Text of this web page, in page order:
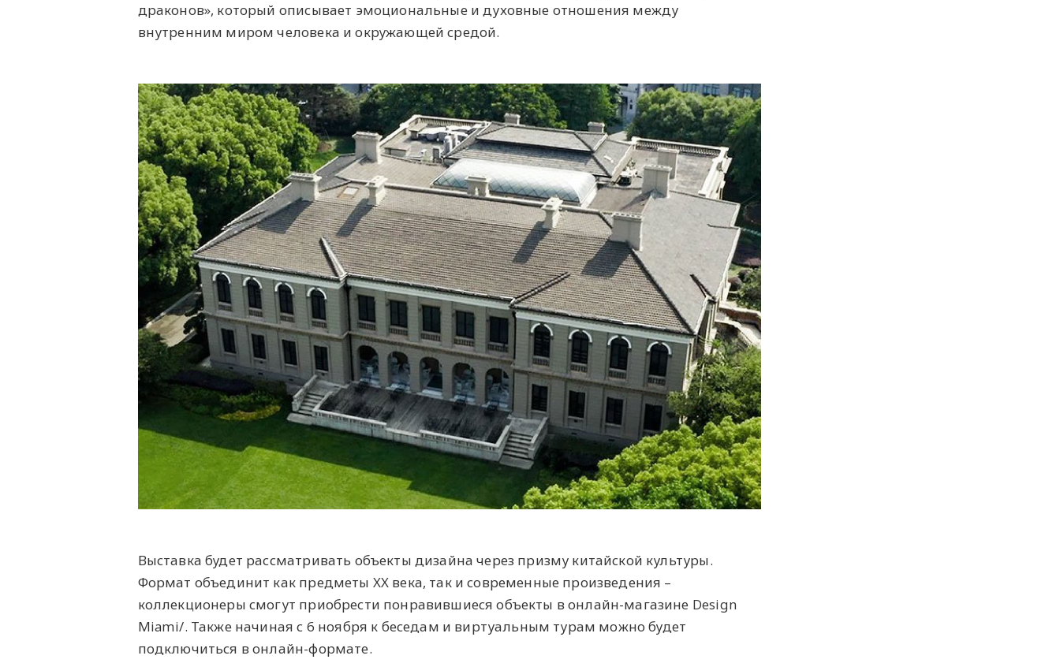
драконов», который описывает эмоциональные и духовные отношения между
внутренним миром человека и окружающей средой.
Выставка будет рассматривать объекты дизайна через призму китайской культуры.
Формат объединит как предметы XX века, так и современные произведения –
коллекционеры смогут приобрести понравившиеся объекты в онлайн-магазине Design
Miami/. Также начиная с 6 ноября к беседам и виртуальным турам можно будет
подключиться в онлайн-формате.